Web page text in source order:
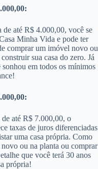
até R$ 4.000,00, você se
Minha Vida e pode ter
comprar um imóvel novo ou
sua casa do zero. Já
em todos os mínimos
até R$ 7.000,00​, o
taxas de juros diferenciadas
uma casa própria. Como
ou na planta ou comprar
que você terá 30 anos
própria!